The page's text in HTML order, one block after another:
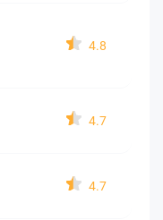
4.8
4.7
4.7